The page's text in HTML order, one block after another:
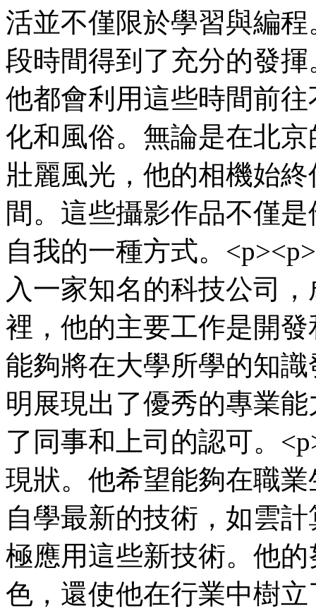
活並不僅限於學習與編
段時間得到了充分的發
他都會利用這些時間前
化和風俗。無論是在北
壯麗風光，他的相機始
間。這些攝影作品不僅
自我的一種方式。
入一家知名的科技公司
裡，他的主要工作是開
能夠將在大學所學的知
明展現出了優秀的專業
了同事和上司的認可。
現狀。他希望能夠在職
自學最新的技術，如雲
極應用這些新技術。他
色，還使他在行業中樹